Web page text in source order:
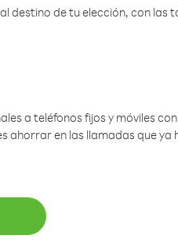
destino de tu elección, con las
a teléfonos fijos y móviles
ahorrar en las llamadas que ya